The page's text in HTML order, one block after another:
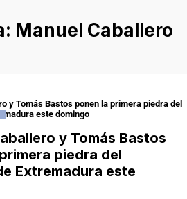
Manuel Caballero
y Tomás Bastos
piedra del
Extremadura este